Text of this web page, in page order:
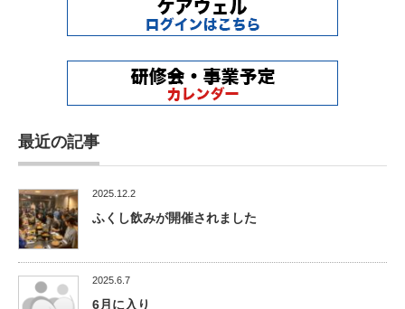
最近の記事
2025.12.2
ふくし飲みが開催されました
2025.6.7
6月に入り